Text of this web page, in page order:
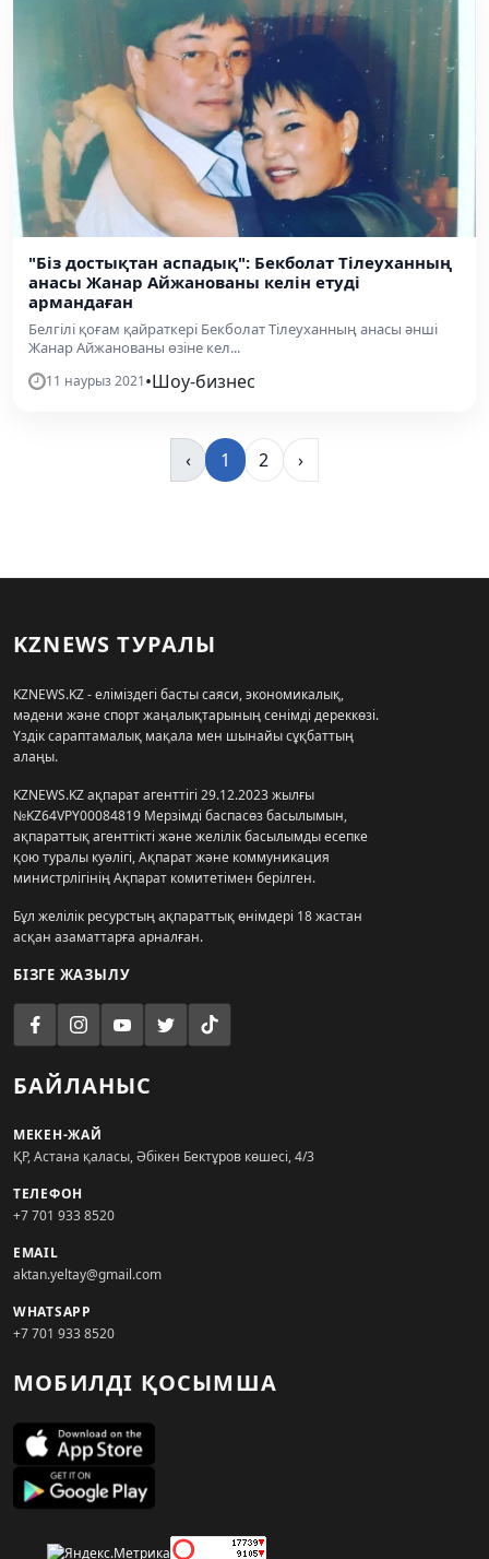
"Біз достықтан аспадық": Бекболат Тілеуханның
анасы Жанар Айжанованы келін етуді
армандаған
Белгілі қоғам қайраткері Бекболат Тілеуханның анасы әнші
Жанар Айжанованы өзіне кел...
11 наурыз 2021•Шоу-бизнес
‹ 1 2 ›
KZNEWS ТУРАЛЫ
KZNEWS.KZ - еліміздегі басты саяси, экономикалық,
мәдени және спорт жаңалықтарының сенімді дереккөзі.
Үздік сараптамалық мақала мен шынайы сұқбаттың
алаңы.
KZNEWS.KZ ақпарат агенттігі 29.12.2023 жылғы
№KZ64VPY00084819 Мерзімді баспасөз басылымын,
ақпараттық агенттікті және желілік басылымды есепке
қою туралы куәлігі, Ақпарат және коммуникация
министрлігінің Ақпарат комитетімен берілген.
Бұл желілік ресурстың ақпараттық өнімдері 18 жастан
асқан азаматтарға арналған.
БІЗГЕ ЖАЗЫЛУ
БАЙЛАНЫС
МЕКЕН-ЖАЙ
ҚР, Астана қаласы, Әбікен Бектұров көшесі, 4/3
ТЕЛЕФОН
+7 701 933 8520
EMAIL
aktan.yeltay@gmail.com
WHATSAPP
+7 701 933 8520
МОБИЛДІ ҚОСЫМША